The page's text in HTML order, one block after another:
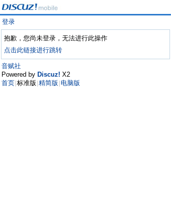
登录
抱歉，您尚未登录，无法进行此操作
点击此链接进行跳转
音赋社
Powered by Discuz! X2
首页 标准版 精简版 电脑版